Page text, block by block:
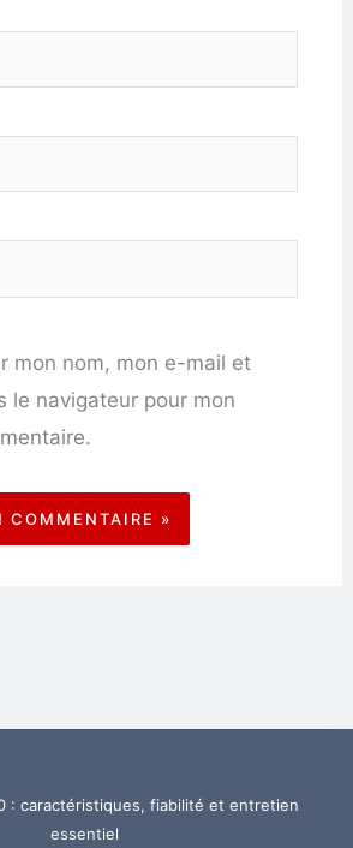
mon nom, mon e-mail et
le navigateur pour mon
: caractéristiques, fiabilité et entretien
essentiel